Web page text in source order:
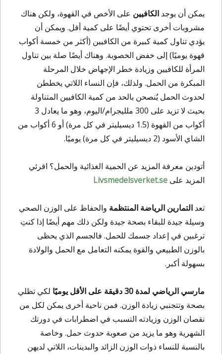
يمكن أن يوجدالكافيين على الأخص في القهوة، ولكن هناك
مشروبات أخرى تحتوي أيضًا على كمية أقل. ويمكن أن
يؤدي تناول كمية كبيرة من الكافيين (أكثر من خمسة أكواب
قهوة يوميًا) إلى خفض الخصوبة. وهناك أيضًا صلة بين تناول
المرأة للكافيين وزيادة خطر الإجهاض خلال المرحلة
المبكرة من الحمل. ولذلك، فإن النساء اللاتي يخططن
لحدوث الحمل يُنصحن بالحد من كمية الكافيين المتناولة
بحيث لا تزيد على 300 ملليجرام/اليوم، وهو ما يعادل 3
أكواب من القهوة (1.5 ديسيليتر في كل مرة) أو 6 أكواب من
الشاي الأسود (2 ديسيليتر في كل مرة) يوميًا.
أتودين معرفة المزيد عن الحمية الغذائية والحمل؟ اقرئي
المزيد علىLivsmedelsverket.se
تعدالتمارين الرياضة المنتظمة والحفاظ على الوزن الصحي
وسيلة جيدة للبقاء بصحة جيدة ولكن ذلك مهم أيضًا إذا كنتِ
ترغبين في إعداد جسمك للحمل. فالجسم الذي يحظى
بالوزن الطبيعي والقوة يمكنه التعامل مع الحمل والولادة
بسهولة أكبر.
مارسي الرياضي لمدة 30 دقيقة على الأقل يوميًا
لكي تظلي
بصحة وتتجنبي زيادة الوزن. فمن ناحية أخرى يمكن لكل من
نقصان الوزن وزيادته التسبب في اضطرابات في دورتك
الشهرية وهو ما يزيد من صعوبة حدوث حمل. وخاصة
بالنسبة للنساء ذوات الوزن الزائد والبدينات، اللاتي لديهن